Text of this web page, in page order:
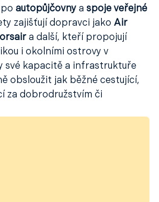
po autopůjčovny a spoje veřejné
zajišťují dopravci jako Air
a další, kteří propojují
i okolními ostrovy v
své kapacitě a infrastruktuře
obsloužit jak běžné cestující,
za dobrodružstvím či